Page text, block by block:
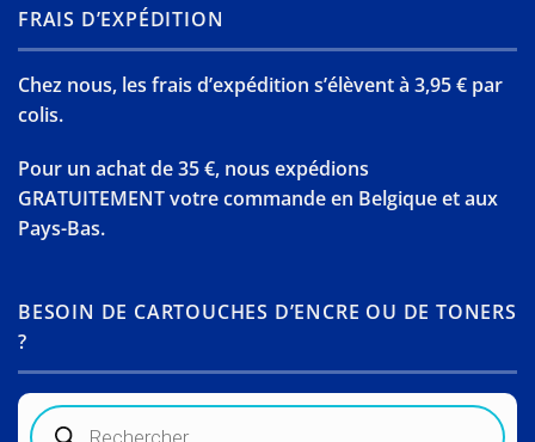
FRAIS D’EXPÉDITION
Chez nous, les frais d’expédition s’élèvent à 3,95 € par
colis.
Pour un achat de 35 €, nous expédions
GRATUITEMENT votre commande en Belgique et aux
Pays-Bas.
BESOIN DE CARTOUCHES D’ENCRE OU DE TONERS
?
Recherche
de